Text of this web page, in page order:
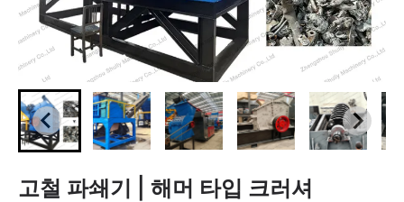
고철 파쇄기 | 해머 타입 크러셔